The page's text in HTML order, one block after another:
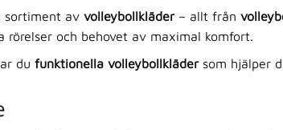
sortiment av volleybollkläder– allt från
rörelser och behovet av maximal komfort.
du funktionella volleybollklädersom hjälper